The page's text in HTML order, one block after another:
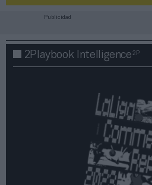
Publicidad
2Playbook Intelligence2P